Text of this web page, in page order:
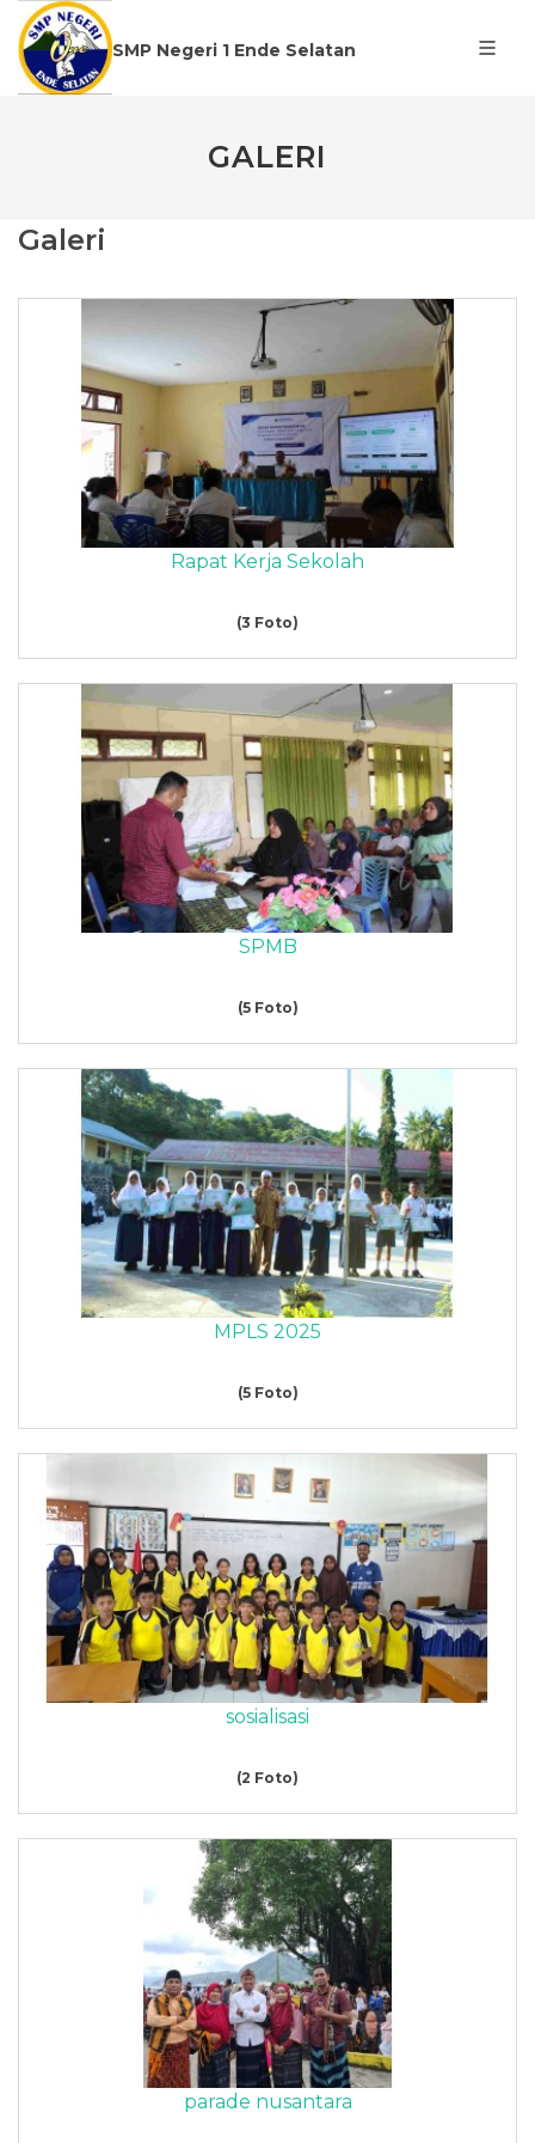
SMP Negeri 1 Ende Selatan
GALERI
Galeri
Rapat Kerja Sekolah
(3 Foto)
SPMB
(5 Foto)
MPLS 2025
(5 Foto)
sosialisasi
(2 Foto)
parade nusantara